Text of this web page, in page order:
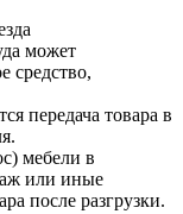
может
средство,
передача товара в
мебели в
или иные
после разгрузки.